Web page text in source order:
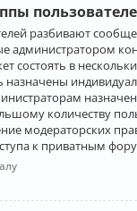
разбивают
администратором
состоять в
назначены
количеству
модераторских
к приватным